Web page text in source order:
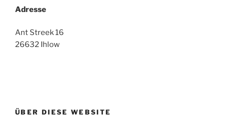
Adresse
Ant Streek 16
26632 Ihlow
ÜBER DIESE WEBSITE